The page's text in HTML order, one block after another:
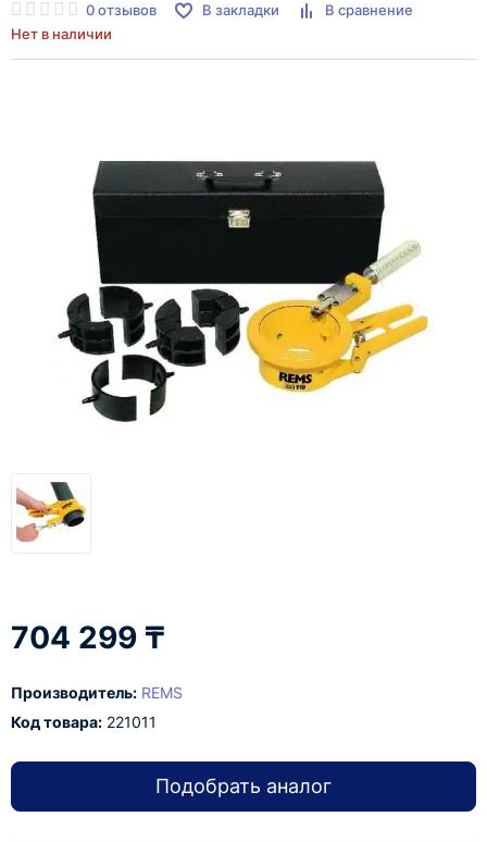
0 отзывов В закладки
В сравнение
Нет в наличии
704 299 ₸
Производитель: REMS
Код товара: 221011
Подобрать аналог